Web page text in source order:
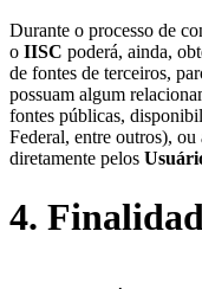
Durante o processo de
o IISC poderá, ainda,
de fontes de terceiros,
possuam algum
fontes públicas,
Federal, entre outros),
diretamente pelos
4.